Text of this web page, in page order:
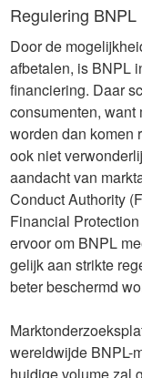
Regulering BNPL
Door de
afbetalen, is BNPL
financiering. Daar
consumenten, want
worden dan komen
ook niet
aandacht van
Conduct Authority
Financial
ervoor om BNPL
gelijk aan strikte
beter beschermd
wereldwijde BNPL-
huidige volume zal